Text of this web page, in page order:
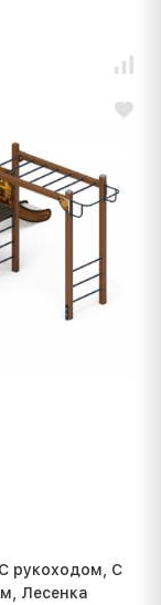
рукоходом, С
Лесенка